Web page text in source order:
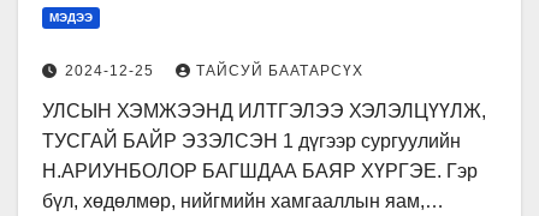
МЭДЭЭ
2024-12-25 ТАЙСУЙ БААТАРСҮХ
УЛСЫН ХЭМЖЭЭНД ИЛТГЭЛЭЭ ХЭЛЭЛЦҮҮЛЖ,
ТУСГАЙ БАЙР ЭЗЭЛСЭН 1 дүгээр сургуулийн
Н.АРИУНБОЛОР БАГШДАА БАЯР ХҮРГЭЕ. Гэр
бүл, хөдөлмөр, нийгмийн хамгааллын яам,…